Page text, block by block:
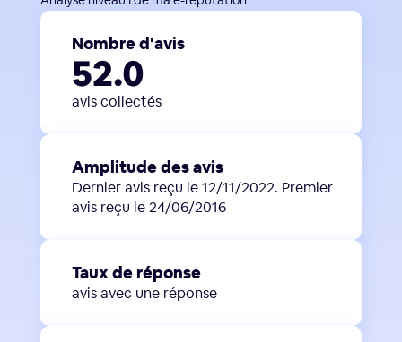
Nombre d'avis
52.0
avis collectés
Amplitude des avis
Dernier avis reçu le 12/11/2022. Premier
avis reçu le 24/06/2016
Taux de réponse
avis avec une réponse